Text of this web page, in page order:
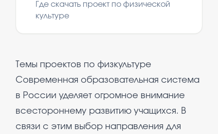
Где скачать проект по физической
культуре
Темы проектов по физкультуре
Современная образовательная система
в России уделяет огромное внимание
всестороннему развитию учащихся. В
связи с этим выбор направления для